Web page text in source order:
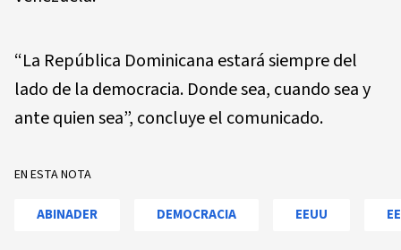
“La República Dominicana estará siempre del
lado de la democracia. Donde sea, cuando sea y
ante quien sea”, concluye el comunicado.
EN ESTA NOTA
ABINADER DEMOCRACIA EEUU